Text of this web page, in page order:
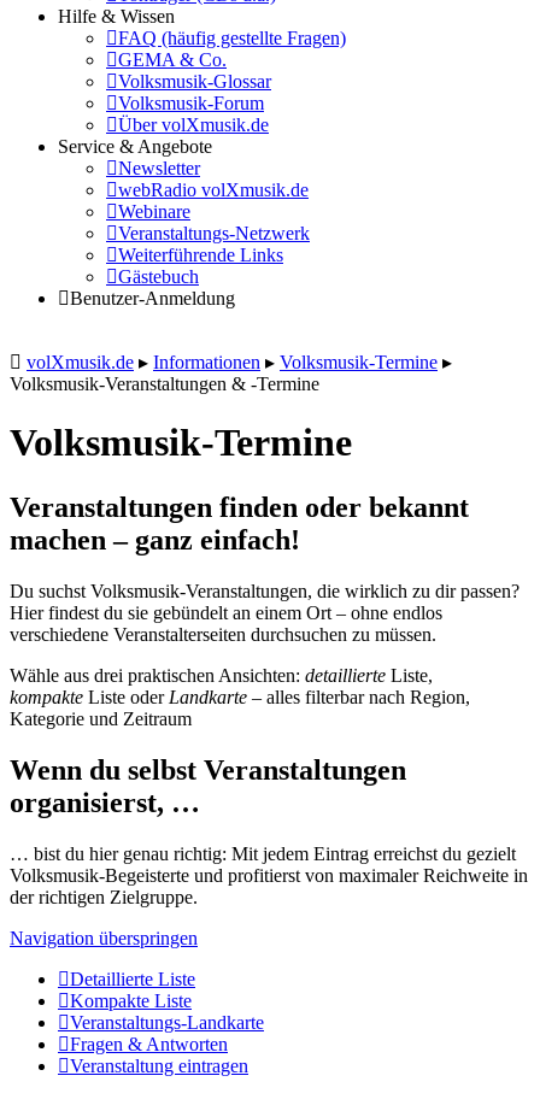
Hilfe & Wissen
FAQ (häufig gestellte Fragen)
GEMA & Co.
Volksmusik-Glossar
Volksmusik-Forum
Über volXmusik.de
Service & Angebote
Newsletter
webRadio volXmusik.de
Webinare
Veranstaltungs-Netzwerk
Weiterführende Links
Gästebuch
Benutzer-Anmeldung
volXmusik.de ▸ Informationen ▸ Volksmusik-Termine ▸
Volksmusik-Veranstaltungen & -Termine
Volksmusik-Termine
Veranstaltungen finden oder bekannt
machen – ganz einfach!
Du suchst Volksmusik-Veranstaltungen, die wirklich zu dir passen?
Hier findest du sie gebündelt an einem Ort – ohne endlos
verschiedene Veranstalterseiten durchsuchen zu müssen.
Wähle aus drei praktischen Ansichten: detaillierte Liste,
kompakte Liste oder Landkarte – alles filterbar nach Region,
Kategorie und Zeitraum
Wenn du selbst Veranstaltungen
organisierst, …
… bist du hier genau richtig: Mit jedem Eintrag erreichst du gezielt
Volksmusik-Begeisterte und profitierst von maximaler Reichweite in
der richtigen Zielgruppe.
Navigation überspringen
Detaillierte Liste
Kompakte Liste
Veranstaltungs-Landkarte
Fragen & Antworten
Veranstaltung eintragen